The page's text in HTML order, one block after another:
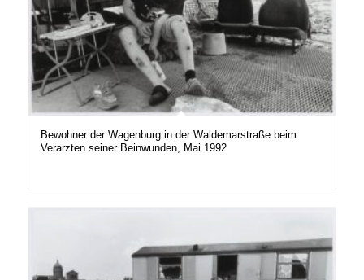
Bewohner der Wagenburg in der Waldemarstraße beim
Verarzten seiner Beinwunden, Mai 1992